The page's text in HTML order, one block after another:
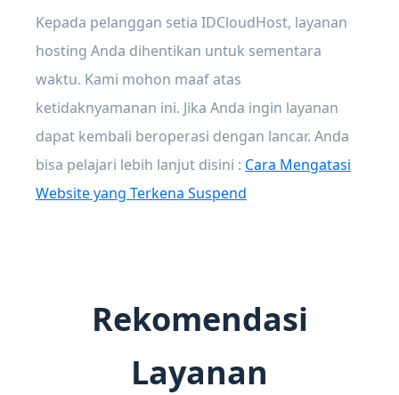
Kepada pelanggan setia IDCloudHost, layanan
hosting Anda dihentikan untuk sementara
waktu. Kami mohon maaf atas
ketidaknyamanan ini. Jika Anda ingin layanan
dapat kembali beroperasi dengan lancar. Anda
bisa pelajari lebih lanjut disini : Cara Mengatasi
Website yang Terkena Suspend
Rekomendasi
Layanan